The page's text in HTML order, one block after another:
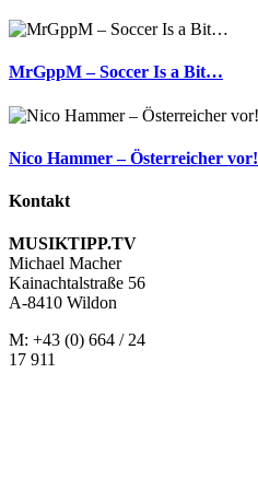
MrGppM – Soccer Is a Bit…
Nico Hammer – Österreicher vor!
Kontakt
MUSIKTIPP.TV
Michael Macher
Kainachtalstraße 56
A-8410 Wildon
M: +43 (0) 664 / 24
17 911